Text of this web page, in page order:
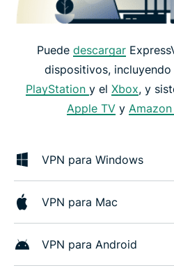
Puede descargar
dispositivos,
PlayStation y el Xbox, y
Apple TVy
VPN para Windows
VPN para Mac
VPN para Android